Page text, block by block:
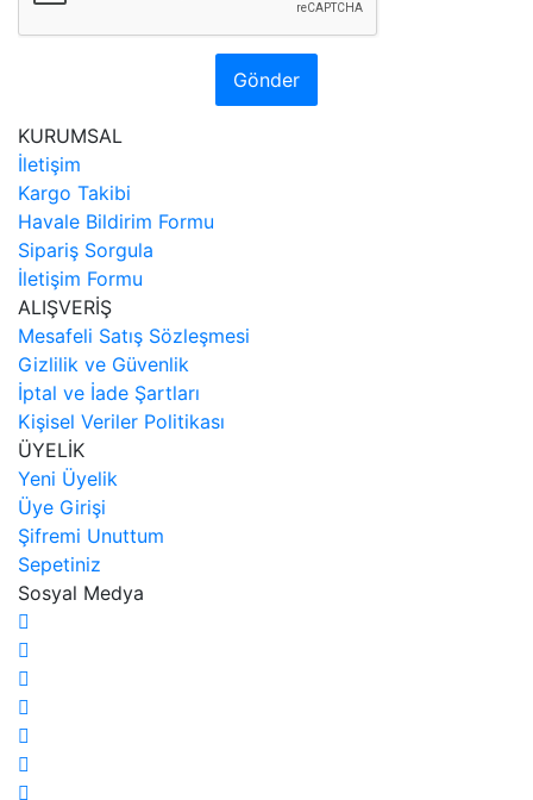
Gönder
KURUMSAL
İletişim
Kargo Takibi
Havale Bildirim Formu
Sipariş Sorgula
İletişim Formu
ALIŞVERİŞ
Mesafeli Satış Sözleşmesi
Gizlilik ve Güvenlik
İptal ve İade Şartları
Kişisel Veriler Politikası
ÜYELİK
Yeni Üyelik
Üye Girişi
Şifremi Unuttum
Sepetiniz
Sosyal Medya